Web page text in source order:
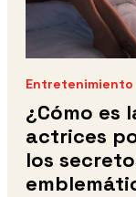
Entretenimiento
¿Cómo es
actrices
los